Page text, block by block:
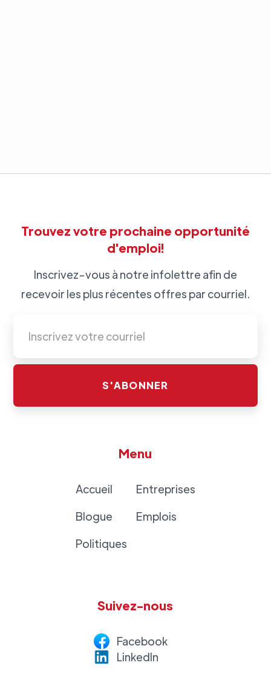
Trouvez votre prochaine opportunité
d'emploi!
Inscrivez-vous à notre infolettre afin de
recevoir les plus récentes offres par courriel.
Menu
Accueil
Blogue
Politiques
Entreprises
Emplois
Suivez-nous
Facebook
LinkedIn